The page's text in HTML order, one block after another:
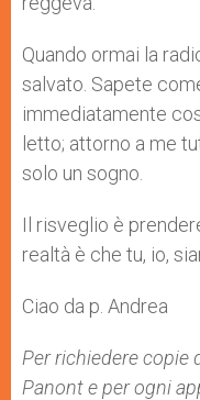
Quando ormai la
salvato. Sapete
immediatamente
letto; attorno a me
solo un sogno.
Il risveglio è
realtà è che tu, io,
Ciao da p. Andrea
Per richiedere copie
Panont e per ogni